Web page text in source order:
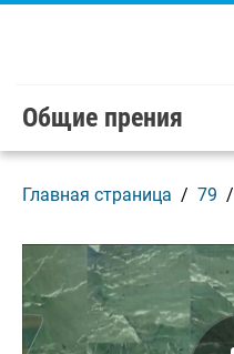
Skip to main content /
Добро пожаловать в
Общие прения
Главная страница 79